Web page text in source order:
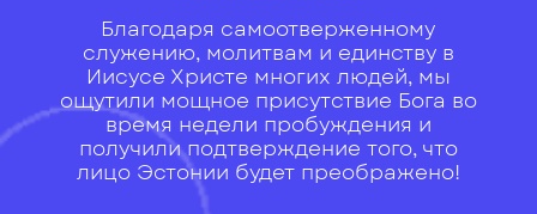
Благодаря самоотверженному
служению, молитвам и единству в
Иисусе Христе многих людей, мы
ощутили мощное присутствие Бога во
время недели пробуждения и
получили подтверждение того, что
лицо Эстонии будет преображено!